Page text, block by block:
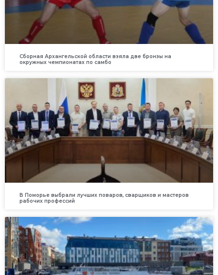
Сборная Архангельской области взяла две бронзы на
окружных чемпионатах по самбо
В Поморье выбрали лучших поваров, сварщиков и мастеров
рабочих профессий